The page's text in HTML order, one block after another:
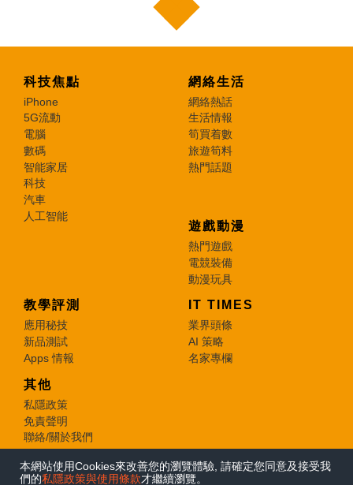
本網站使用Cookies來改善您的瀏覽體驗, 請確定您同意及接受我
們的私隱政策與使用條款才繼續瀏覽。
科技焦點
iPhone
5G流動
電腦
數碼
智能家居
科技
汽車
人工智能
網絡生活
網絡熱話
生活情報
筍買着數
旅遊筍料
熱門話題
遊戲動漫
熱門遊戲
電競裝備
動漫玩具
教學評測
應用秘技
新品測試
Apps 情報
IT TIMES
業界頭條
AI 策略
名家專欄
其他
私隱政策
免責聲明
聯絡/關於我們
© 2026 e-zone. All Rights Reserved.